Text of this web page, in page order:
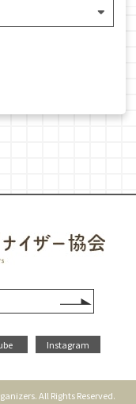
Instagram
All Rights Reserved.